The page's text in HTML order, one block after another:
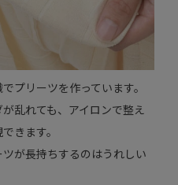
プリーツを作っています。
乱れても、アイロンで整え
きます。
が長持ちするのはうれしい